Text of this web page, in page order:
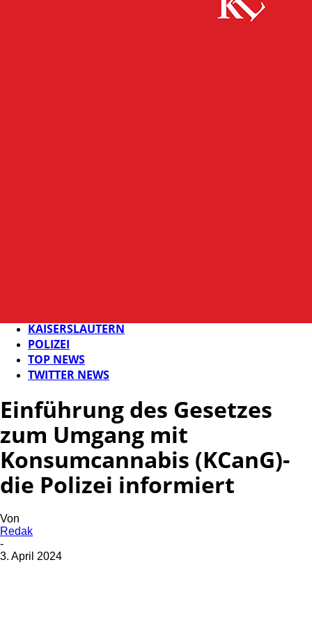
KAISERSLAUTERN
POLIZEI
TOP NEWS
TWITTER NEWS
Einführung des Gesetzes
zum Umgang mit
Konsumcannabis (KCanG)-
die Polizei informiert
Von
Redak
-
3. April 2024